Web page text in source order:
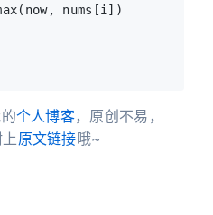
nums[i])
个人博客，原创不易，
原文链接哦~